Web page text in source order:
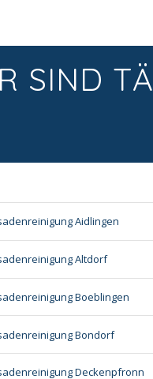
SIND
Aidlingen
Altdorf
Boeblingen
Bondorf
Deckenpfronn